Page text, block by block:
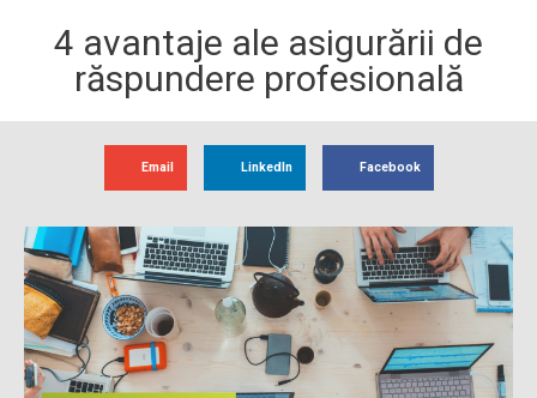
4 avantaje ale asigurării de
răspundere profesională
Email LinkedIn Facebook